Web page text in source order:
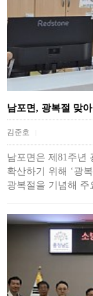
남포면, 광복절 맞
김준호
남포면은 제81주년
확산하기 위해 ‘광
광복절을 기념해